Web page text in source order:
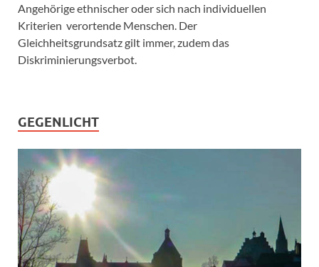
Angehörige ethnischer oder sich nach individuellen
Kriterien verortende Menschen. Der
Gleichheitsgrundsatz gilt immer, zudem das
Diskriminierungsverbot.
GEGENLICHT